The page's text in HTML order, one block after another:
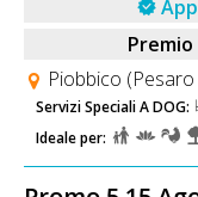
Premio
Piobbico
Servizi Speciali A DOG:
Ideale per: